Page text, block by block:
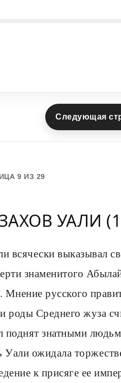
Следующая
9 ИЗ 29
УАЛИ
всячески выказывал
знаменитого
русского
роды Среднего жуза
знатными
ожидала
к присяге ее